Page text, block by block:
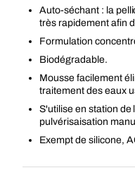
Auto-séchant : la
très rapidement afin
Formulation
Biodégradable.
Mousse facilement
traitement des eaux
S'utilise en station de
pulvérisaisation
Exempt de silicone,